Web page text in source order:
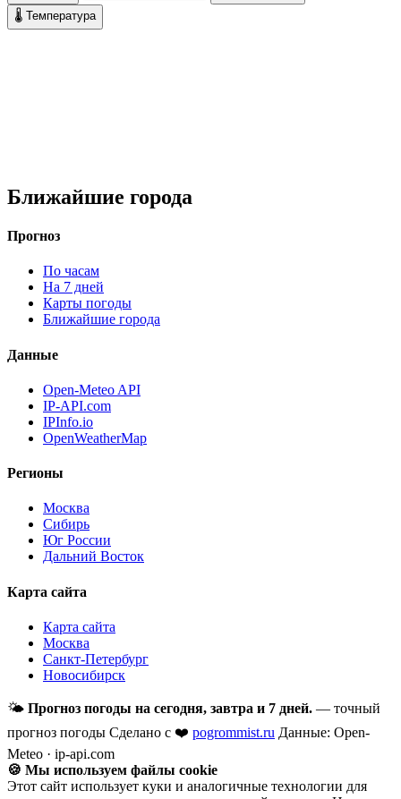
🌡 Температура
Ближайшие города
Прогноз
По часам
На 7 дней
Карты погоды
Ближайшие города
Данные
Open-Meteo API
IP-API.com
IPInfo.io
OpenWeatherMap
Регионы
Москва
Сибирь
Юг России
Дальний Восток
Карта сайта
Карта сайта
Москва
Санкт-Петербург
Новосибирск
🌤 Прогноз погоды на сегодня, завтра и 7 дней. — точный
прогноз погоды Сделано с ❤️ pogrommist.ru Данные: Open-
Meteo · ip-api.com
🍪 Мы используем файлы cookie
Этот сайт использует куки и аналогичные технологии для